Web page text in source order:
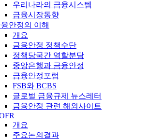
우리나라의 금융시스템
금융시장동향
안정의 이해
개요
금융안정 정책수단
정책당국간 역할분담
중앙은행과 금융안정
금융안정포럼
FSB와 BCBS
글로벌 금융규제 뉴스레터
금융안정 관련 해외사이트
개요
주요논의결과